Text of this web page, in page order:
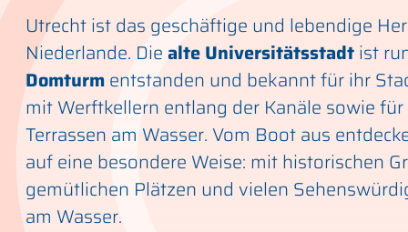
Utrecht ist das geschäftige und lebendige
Niederlande. Diealte Universitätsstadtist
Domturmentstanden und bekannt für ihr
mit Werftkellern entlang der Kanäle sowie für
Terrassen am Wasser. Vom Boot aus
auf eine besondere Weise: mit historischen
gemütlichen Plätzen und vielen
am Wasser.